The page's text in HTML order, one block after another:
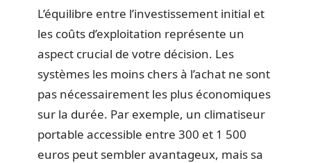
L’équilibre entre l’investissement initial et
les coûts d’exploitation représente un
aspect crucial de votre décision. Les
systèmes les moins chers à l’achat ne sont
pas nécessairement les plus économiques
sur la durée. Par exemple, un climatiseur
portable accessible entre 300 et 1 500
euros peut sembler avantageux, mais sa